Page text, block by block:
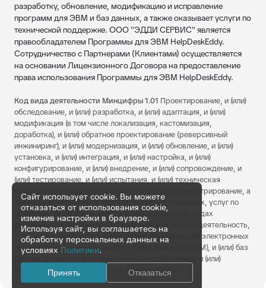
разработку, обновление, модификацию и исправление
программ для ЭВМ и баз данных, а также оказывает услуги по
технической поддержке. ООО "ЭДДИ СЕРВИС" является
правообладателем Программы для ЭВМ HelpDeskEddy.
Сотрудничество с Партнерами (Клиентами) осуществляется
на основании Лицензионного Договора на предоставление
права использования Программы для ЭВМ HelpDeskEddy.
Код вида деятельности Минцифры 1.01 Проектирование, и (или)
обследование, и (или) разработка, и (или) адаптация, и (или)
модификация (в том числе локализация, кастомизация,
доработка), и (или) обратное проектирование (реверсивный
инжиниринг), и (или) модернизация, и (или) обновление, и (или)
установка, и (или) интеграция, и (или) настройка, и (или)
конфигурирование, и (или) внедрение, и (или) сопровождение, и
(или) тестирование, и (или) испытания, и (или) техническая
поддержка, и (или) эксплуатация, включая администрирование, а
также оказание услуг (в том числе консультационных, услуг по
обучению, экспертных услуг и иных) в указанных видах
деятельности (далее - проектирование и (или) иная деятельность,
а также оказание услуг), в отношении программ для электронных
вычислительных машин (далее - программы для ЭВМ), и (или) баз
данных (в том числе их обновлений и исправлений), и (или)
визуальных пользовательских интерфейсов.
Сайт использует cookie. Вы можете
отказаться от использования cookie,
изменив настройки в браузере.
Используя сайт, вы соглашаетесь на
обработку персональных данных на
условиях Политики.
Принять Отказаться